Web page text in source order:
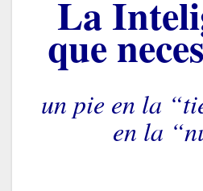
La I
que
un pie en la
en la